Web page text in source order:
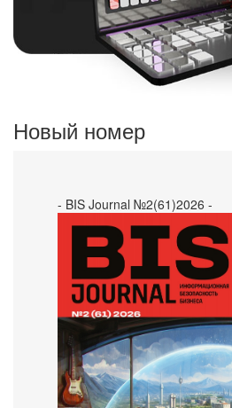
Новый номер
- BIS Journal №2(61)2026 -